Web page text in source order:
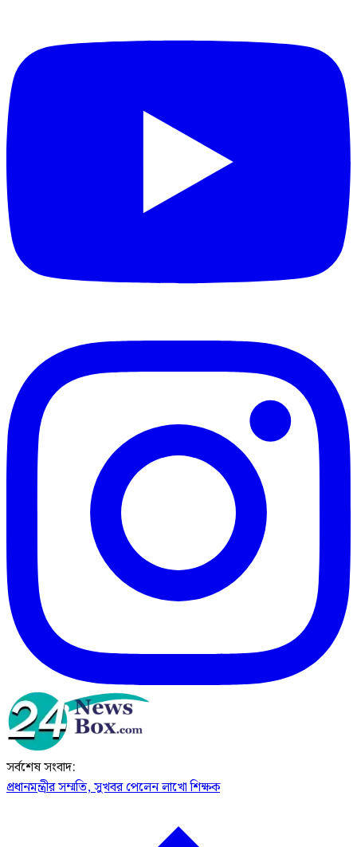
সর্বশেষ সংবাদ:
প্রধানমন্ত্রীর সম্মতি, সুখবর পেলেন লাখো শিক্ষক